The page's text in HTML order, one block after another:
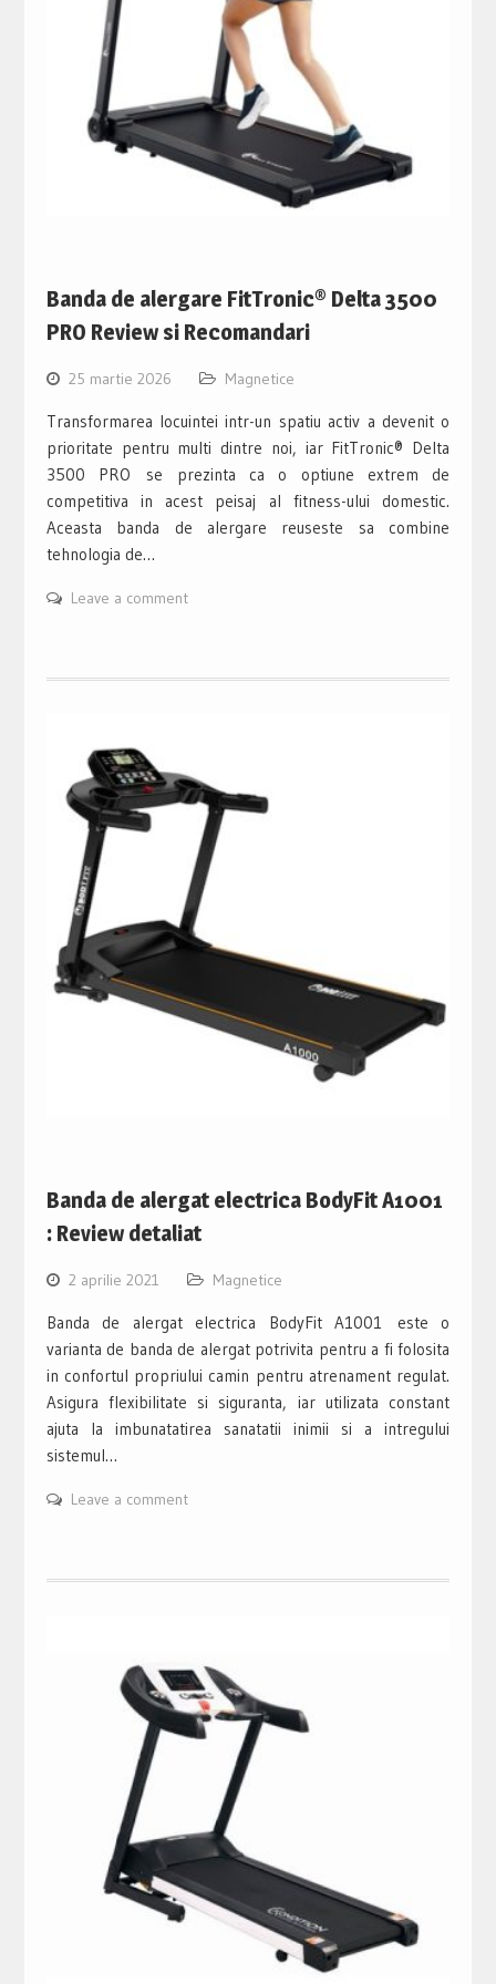
Banda de alergare FitTronic® Delta 3500
PRO Review si Recomandari
25 martie 2026 Magnetice
Transformarea locuintei intr-un spatiu activ a devenit o
prioritate pentru multi dintre noi, iar FitTronic® Delta
3500 PRO se prezinta ca o optiune extrem de
competitiva in acest peisaj al fitness-ului domestic.
Aceasta banda de alergare reuseste sa combine
tehnologia de…
Leave a comment
Banda de alergat electrica BodyFit A1001
: Review detaliat
2 aprilie 2021 Magnetice
Banda de alergat electrica BodyFit A1001 este o
varianta de banda de alergat potrivita pentru a fi folosita
in confortul propriului camin pentru atrenament regulat.
Asigura flexibilitate si siguranta, iar utilizata constant
ajuta la imbunatatirea sanatatii inimii si a intregului
sistemul…
Leave a comment